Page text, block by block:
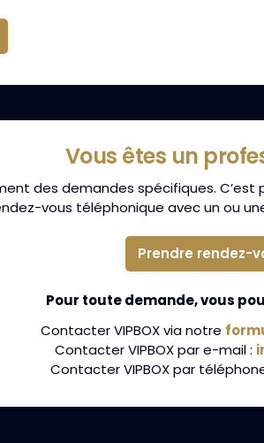
Vous êtes un
des demandes spécifiques. C’est
vous téléphonique avec un ou
Prendre rendez-
Pour toute demande, vous
Contacter VIPBOX via notre
Contacter VIPBOX par e-mail :
Contacter VIPBOX par